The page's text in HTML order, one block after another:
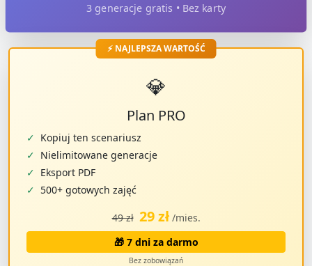
3 generacje gratis • Bez karty
⚡ NAJLEPSZA WARTOŚĆ
💎
Plan PRO
✓ Kopiuj ten scenariusz
✓ Nielimitowane generacje
✓ Eksport PDF
✓ 500+ gotowych zajęć
49 zł 29 zł /mies.
🎁 7 dni za darmo
Bez zobowiązań